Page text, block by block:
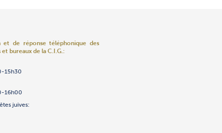
«Edmundo Safdié»
et de réponse téléphonique des
bureaux de la C.I.G.:
15h30
16h00
juives: